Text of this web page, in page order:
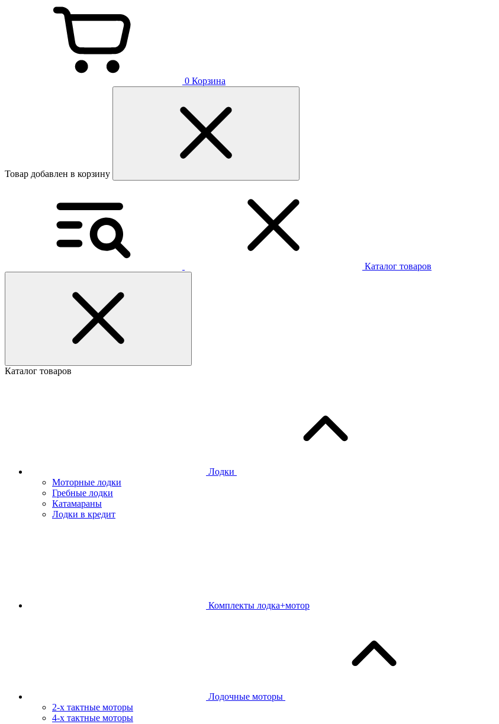
0 Корзина
Товар добавлен в корзину
Каталог товаров
Каталог товаров
Лодки
Моторные лодки
Гребные лодки
Катамараны
Лодки в кредит
Комплекты лодка+мотор
Лодочные моторы
2-х тактные моторы
4-х тактные моторы